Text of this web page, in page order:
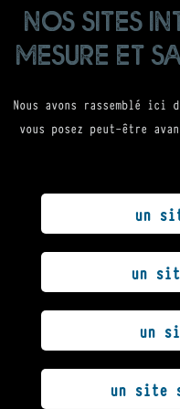
nos sites
mesure et
Nous avons rassemblé ici
vous posez peut-être
un
un
un
un site